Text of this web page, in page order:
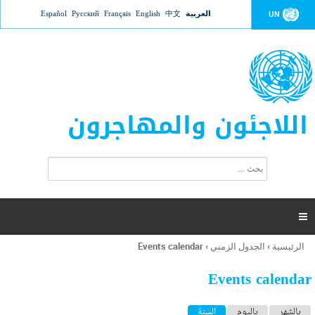
Jump to navigation UN العربية 中文
English
Français
Русский
Español
اللاجئون والمهاجرون
ت
ر
ل
ح
ب

أنت
هنا
الرئيسية › الجدول الزمني ›
Events calendar
Events calendar